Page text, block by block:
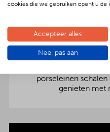
Geniet met
Verras jouw gezelschap
aankleding op tafel.
porseleinen
genieten met
cookies die we gebruiken opent u de
Accepteer alles
Nee, pas aan